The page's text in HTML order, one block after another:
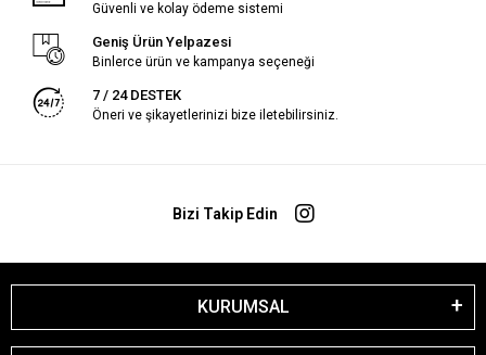
Güvenli ve kolay ödeme sistemi
Geniş Ürün Yelpazesi
Binlerce ürün ve kampanya seçeneği
7 / 24 DESTEK
Öneri ve şikayetlerinizi bize iletebilirsiniz.
Bizi Takip Edin
KURUMSAL